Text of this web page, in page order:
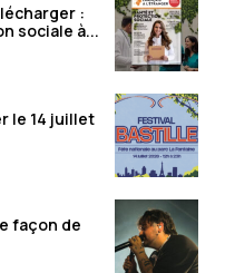
:
sociale à...
le 14 juillet
façon de